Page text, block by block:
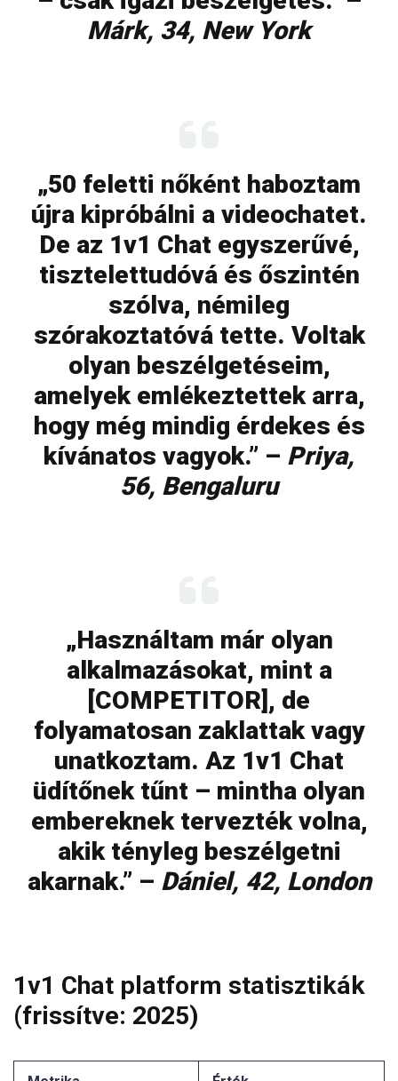
Márk, 34, New York
„50 feletti nőként haboztam
újra kipróbálni a videochatet.
De az 1v1 Chat egyszerűvé,
tisztelettudóvá és őszintén
szólva, némileg
szórakoztatóvá tette. Voltak
olyan beszélgetéseim,
amelyek emlékeztettek arra,
hogy még mindig érdekes és
kívánatos vagyok.” – Priya,
56, Bengaluru
„Használtam már olyan
alkalmazásokat, mint a
[COMPETITOR], de
folyamatosan zaklattak vagy
unatkoztam. Az 1v1 Chat
üdítőnek tűnt – mintha olyan
embereknek tervezték volna,
akik tényleg beszélgetni
akarnak.” – Dániel, 42, London
1v1 Chat platform statisztikák
(frissítve: 2025)